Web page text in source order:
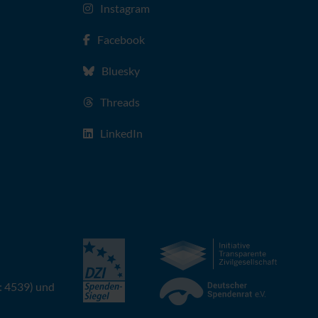
Instagram
Facebook
Bluesky
Threads
LinkedIn
4539) und